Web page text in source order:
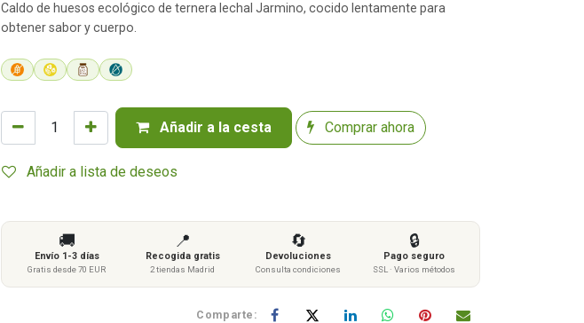
Añadir a la cesta Comprar ahora
Añadir a lista de deseos
Caldo de huesos ecológico de ternera lechal Jarmino, cocido lentamente para
obtener sabor y cuerpo.
🚚
Envío 1-3 días
Gratis desde 70 EUR
📍
Recogida gratis
2 tiendas Madrid
🔄
Devoluciones
Consulta condiciones
🔒
Pago seguro
SSL · Varios métodos
Comparte: